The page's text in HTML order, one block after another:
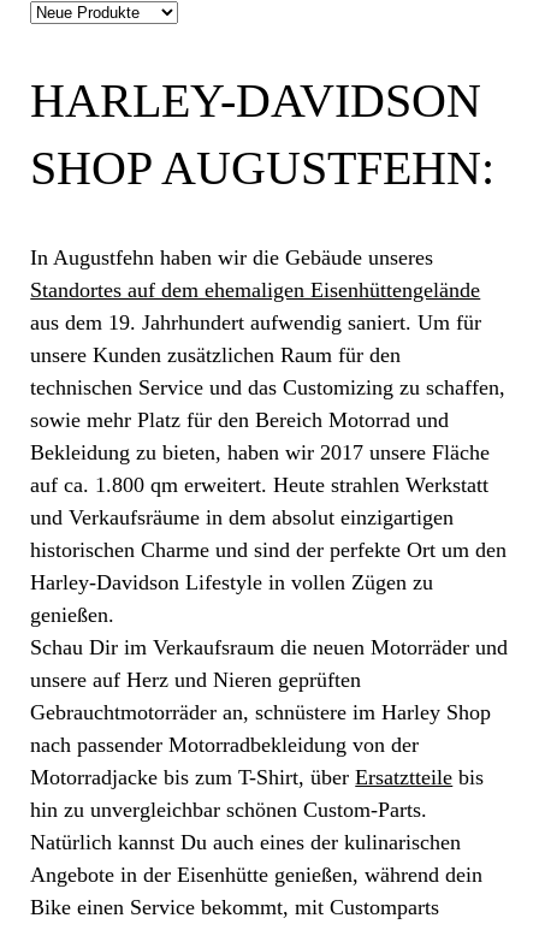
HARLEY-DAVIDSON
SHOP AUGUSTFEHN:
In Augustfehn haben wir die Gebäude unseres
Standortes auf dem ehemaligen Eisenhüttengelände
aus dem 19. Jahrhundert aufwendig saniert. Um für
unsere Kunden zusätzlichen Raum für den
technischen Service und das Customizing zu schaffen,
sowie mehr Platz für den Bereich Motorrad und
Bekleidung zu bieten, haben wir 2017 unsere Fläche
auf ca. 1.800 qm erweitert. Heute strahlen Werkstatt
und Verkaufsräume in dem absolut einzigartigen
historischen Charme und sind der perfekte Ort um den
Harley-Davidson Lifestyle in vollen Zügen zu
genießen.
Schau Dir im Verkaufsraum die neuen Motorräder und
unsere auf Herz und Nieren geprüften
Gebrauchtmotorräder an, schnüstere im Harley Shop
nach passender Motorradbekleidung von der
Motorradjacke bis zum T-Shirt, überErsatztteile bis
hin zu unvergleichbar schönen Custom-Parts.
Natürlich kannst Du auch eines der kulinarischen
Angebote in der Eisenhütte genießen, während dein
Bike einen Service bekommt, mit Customparts